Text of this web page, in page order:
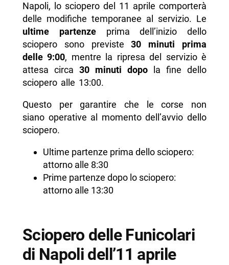
Napoli, lo sciopero del 11 aprile comporterà
delle modifiche temporanee al servizio. Le
ultime
partenzeprima dell’inizio dello
sciopero sono previste30 minuti prima
delle 9:00, mentre la ripresa del servizio è
attesa circa 30 minuti dopo la fine dello
sciopero alle 13:00.
Questo per garantire che le corse non
siano operative al momento dell’avvio dello
sciopero.
Ultime partenze prima dello sciopero:
attorno alle 8:30
Prime partenze dopo lo sciopero:
attorno alle 13:30
Sciopero delle Funicolari
di Napoli dell’11 aprile